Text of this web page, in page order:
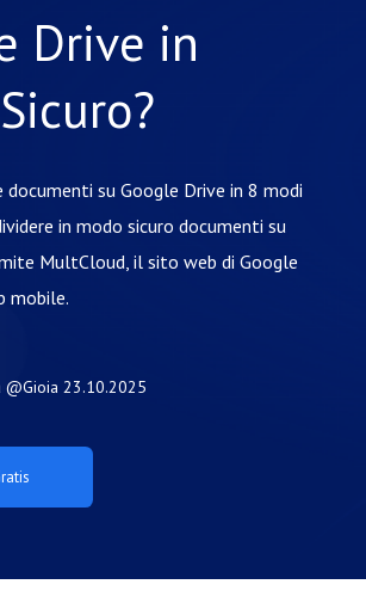
Drive in
documenti su Google Drive in 8 modi
in modo sicuro documenti su
MultCloud, il sito web di Google
mobile.
@Gioia 23.10.2025